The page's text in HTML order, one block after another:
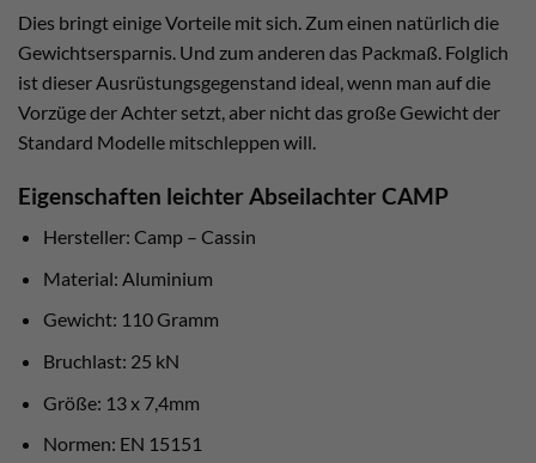
Dies bringt einige Vorteile mit sich. Zum einen natürlich die
Gewichtsersparnis. Und zum anderen das Packmaß. Folglich
ist dieser Ausrüstungsgegenstand ideal, wenn man auf die
Vorzüge der Achter setzt, aber nicht das große Gewicht der
Standard Modelle mitschleppen will.
Eigenschaften leichter Abseilachter CAMP
Hersteller: Camp – Cassin
Material: Aluminium
Gewicht: 110 Gramm
Bruchlast: 25 kN
Größe: 13 x 7,4mm
Normen: EN 15151